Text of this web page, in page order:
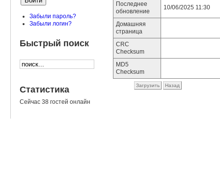
Забыли пароль?
Забыли логин?
Быстрый поиск
Статистика
Сейчас 38 гостей онлайн
Последнее
обновление
10/06/2025 11:30
Домашняя
страница
CRC
Checksum
MD5
Checksum
Загрузить Назад